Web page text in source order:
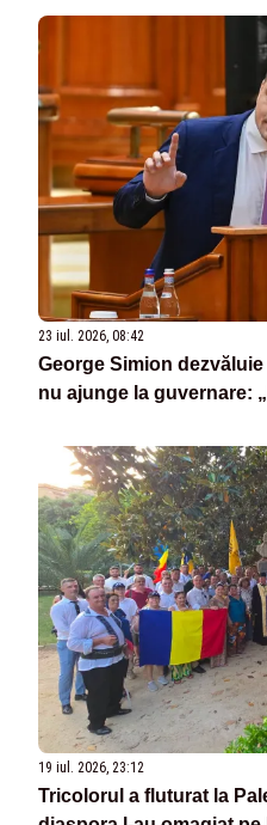
23 iul. 2026, 08:42
George Simion
nu ajunge la guvernare:
19 iul. 2026, 23:12
Tricolorul a fluturat la